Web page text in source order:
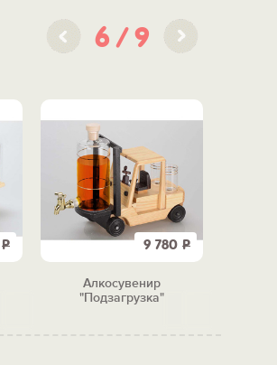
6 9
Р 9 780 Р
Алкосувенир
"Подзагрузка"